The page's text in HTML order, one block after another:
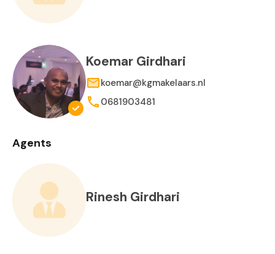
Koemar Girdhari
koemar@kgmakelaars.nl
0681903481
Agents
Rinesh Girdhari